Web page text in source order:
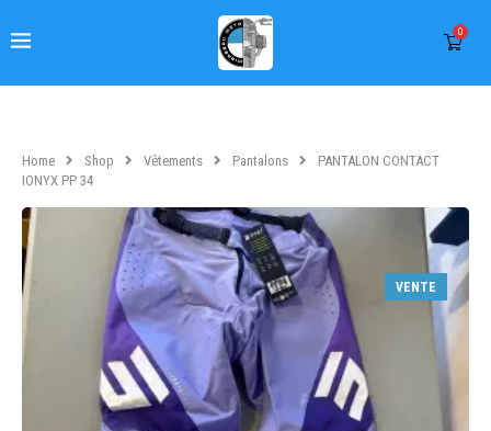
0
Home Shop Vêtements Pantalons
PANTALON CONTACT
IONYX PP 34
VENTE